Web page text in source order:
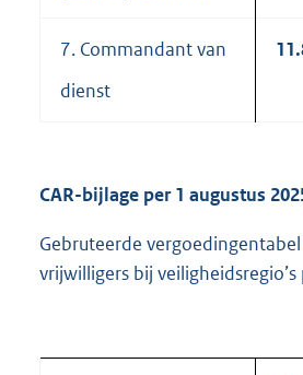
7. Commandant van
dienst
CAR-bijlage per 1 augustus
Gebruteerde
vrijwilligers bij